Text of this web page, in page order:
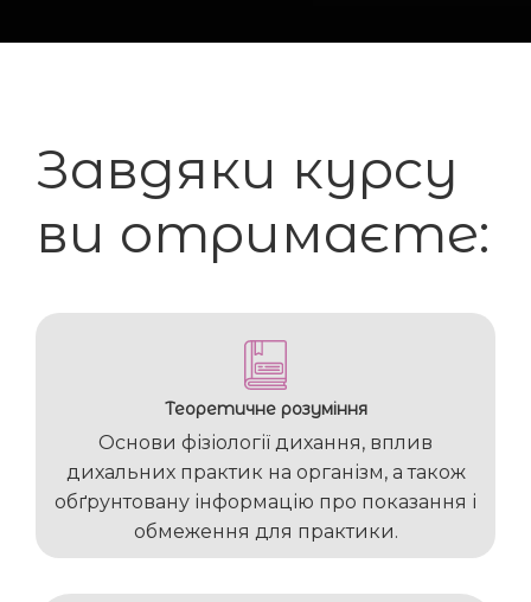
Завдяки курсу
ви отримаєте:
Теоретичне розуміння
Основи фізіології дихання, вплив
дихальних практик на організм, а також
обґрунтовану інформацію про показання і
обмеження для практики.